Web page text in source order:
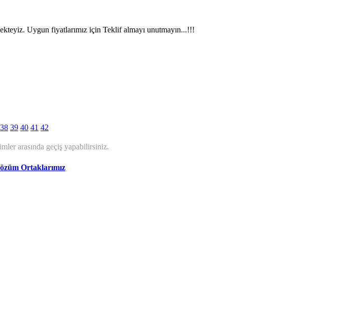
Uygun fiyatlarımız için Teklif almayı unutmayın...!!!
38 39 40 41 42
arasında geçiş yapabilirsiniz.
Ortaklarımız